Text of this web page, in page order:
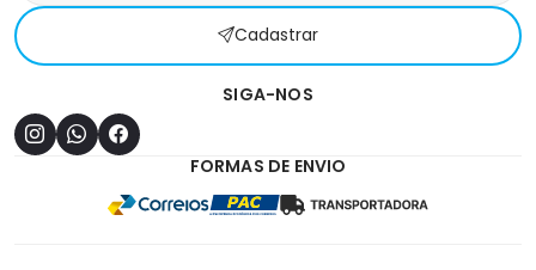
Cadastrar
SIGA-NOS
FORMAS DE ENVIO